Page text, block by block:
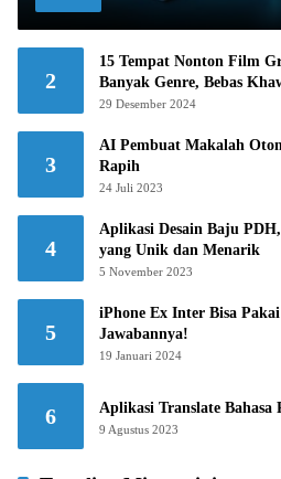
2
15 Tempat Nonton Film
Banyak Genre, Bebas
29 Desember 2024
3
AI Pembuat Makalah
Rapih
24 Juli 2023
4
Aplikasi Desain Baju
yang Unik dan Menarik
5 November 2023
5
iPhone Ex Inter Bisa
Jawabannya!
19 Januari 2024
6 Aplikasi Translate Bahasa
9 Agustus 2023